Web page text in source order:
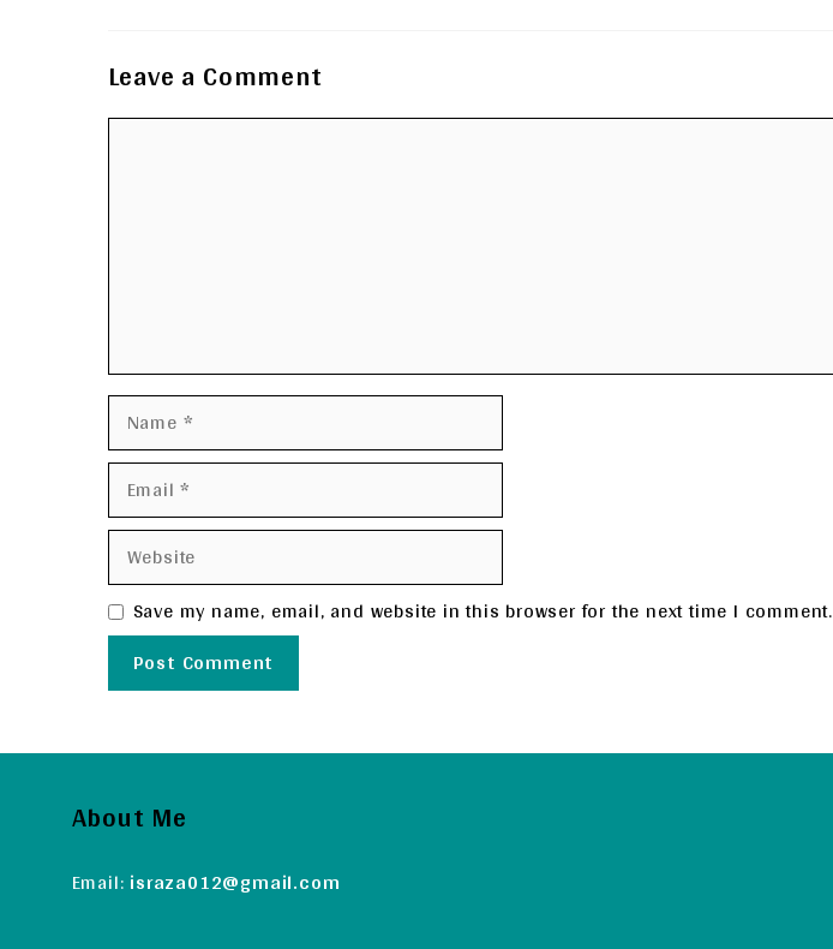
Leave a Comment
Comment
Name
Email
Website
Save my name, email, and website in this browser for the next time I comment.
About Me
Email: israza012@gmail.com